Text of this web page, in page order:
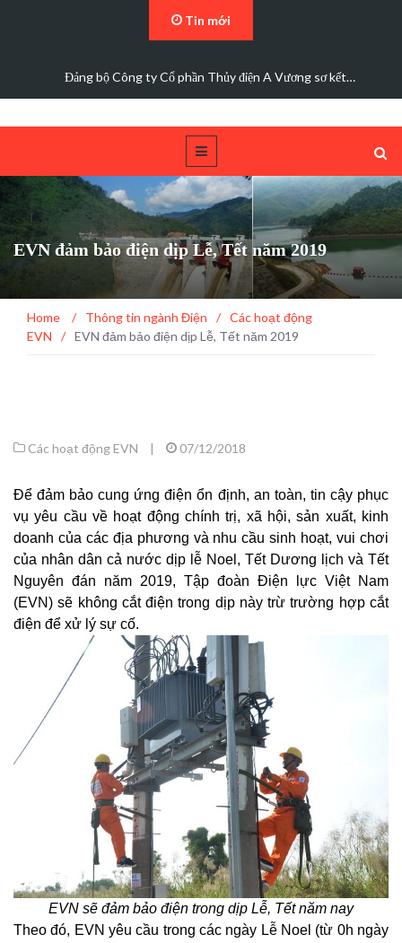
Tin mới
Đảng bộ Công ty Cổ phần Thủy điện A Vương sơ kết…
EVN đảm bảo điện dịp Lễ, Tết năm 2019
Home / Thông tin ngành Điện / Các hoạt động
EVN
/ EVN đảm bảo điện dịp Lễ, Tết năm 2019
Các hoạt động EVN | 07/12/2018
Để đảm bảo cung ứng điện ổn định, an toàn, tin cậy phục
vụ yêu cầu về hoạt động chính trị, xã hội, sản xuất, kinh
doanh của các địa phương và nhu cầu sinh hoạt, vui chơi
của nhân dân cả nước dịp lễ Noel, Tết Dương lịch và Tết
Nguyên đán năm 2019, Tập đoàn Điện lực Việt Nam
(EVN) sẽ không cắt điện trong dịp này trừ trường hợp cắt
điện để xử lý sự cố.
EVN sẽ đảm bảo điện trong dịp Lễ, Tết năm nay
Theo đó, EVN yêu cầu trong các ngày Lễ Noel (từ 0h ngày